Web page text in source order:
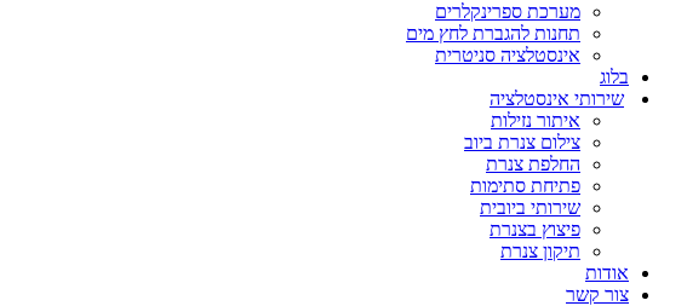
מערכת ספרינקלרים
תחנות להגברת לחץ מים
אינסטלציה סניטרית
בלוג
שירותי אינסטלציה
איתור נזילות
צילום צנרת ביוב
החלפת צנרת
פתיחת סתימות
שירותי ביובית
פיצוץ בצנרת
תיקון צנרת
אודות
צור קשר